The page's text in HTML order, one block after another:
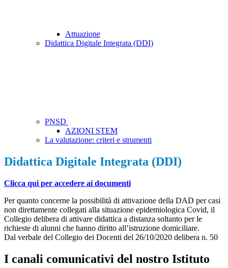
Attuazione
Didattica Digitale Integrata (DDI)
PNSD
AZIONI STEM
La valutazione: criteri e strumenti
Didattica Digitale Integrata (DDI)
Clicca qui per accedere ai documenti
Per quanto concerne la possibilità di attivazione della DAD per casi
non direttamente collegati alla situazione epidemiologica Covid, il
Collegio delibera di attivare didattica a distanza soltanto per le
richieste di alunni che hanno diritto all’istruzione domiciliare.
Dal verbale del Collegio dei Docenti del 26/10/2020 delibera n. 50
I canali comunicativi del nostro Istituto